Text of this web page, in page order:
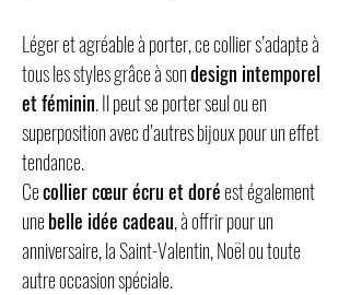
Léger et agréable à porter, ce collier s’adapte à
tous les styles grâce à sondesign intemporel
et féminin. Il peut se porter seul ou en
superposition avec d’autres bijoux pour un effet
tendance.
Cecollier cœur écru et doréest également
unebelle idée cadeau, à offrir pour un
anniversaire, la Saint-Valentin, Noël ou toute
autre occasion spéciale.